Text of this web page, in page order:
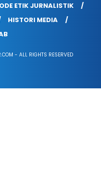
ETIK JURNALISTIK
HISTORI MEDIA
- ALL RIGHTS RESERVED